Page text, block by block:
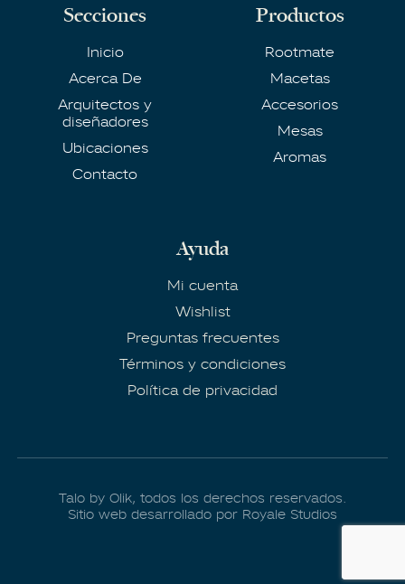
Secciones
Inicio
Acerca De
Arquitectos y
diseñadores
Ubicaciones
Contacto
Productos
Rootmate
Macetas
Accesorios
Mesas
Aromas
Ayuda
Mi cuenta
Wishlist
Preguntas frecuentes
Términos y condiciones
Política de privacidad
Talo by Olik, todos los derechos reservados.
Sitio web desarrollado por Royale Studios